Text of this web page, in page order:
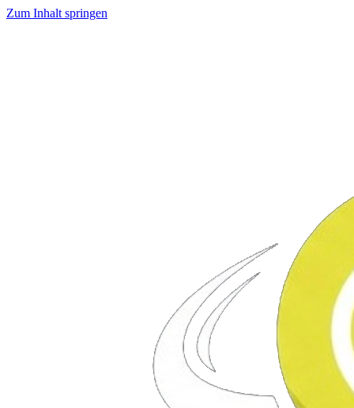
Zum Inhalt springen